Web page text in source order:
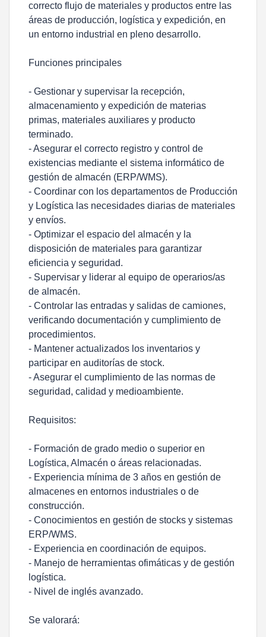
correcto flujo de materiales y productos entre las
áreas de producción, logística y expedición, en
un entorno industrial en pleno desarrollo.
Funciones principales
- Gestionar y supervisar la recepción,
almacenamiento y expedición de materias
primas, materiales auxiliares y producto
terminado.
- Asegurar el correcto registro y control de
existencias mediante el sistema informático de
gestión de almacén (ERP/WMS).
- Coordinar con los departamentos de Producción
y Logística las necesidades diarias de materiales
y envíos.
- Optimizar el espacio del almacén y la
disposición de materiales para garantizar
eficiencia y seguridad.
- Supervisar y liderar al equipo de operarios/as
de almacén.
- Controlar las entradas y salidas de camiones,
verificando documentación y cumplimiento de
procedimientos.
- Mantener actualizados los inventarios y
participar en auditorías de stock.
- Asegurar el cumplimiento de las normas de
seguridad, calidad y medioambiente.
Requisitos:
- Formación de grado medio o superior en
Logística, Almacén o áreas relacionadas.
- Experiencia mínima de 3 años en gestión de
almacenes en entornos industriales o de
construcción.
- Conocimientos en gestión de stocks y sistemas
ERP/WMS.
- Experiencia en coordinación de equipos.
- Manejo de herramientas ofimáticas y de gestión
logística.
- Nivel de inglés avanzado.
Se valorará: